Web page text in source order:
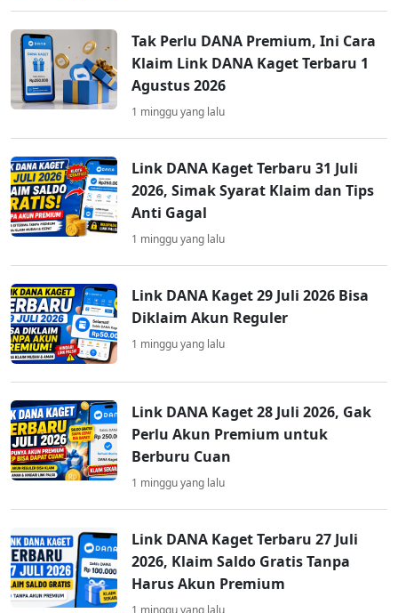
Tak Perlu DANA Premium, Ini Cara
Klaim Link DANA Kaget Terbaru 1
Agustus 2026
1 minggu yang lalu
Link DANA Kaget Terbaru 31 Juli
2026, Simak Syarat Klaim dan Tips
Anti Gagal
1 minggu yang lalu
Link DANA Kaget 29 Juli 2026 Bisa
Diklaim Akun Reguler
1 minggu yang lalu
Link DANA Kaget 28 Juli 2026, Gak
Perlu Akun Premium untuk
Berburu Cuan
1 minggu yang lalu
Link DANA Kaget Terbaru 27 Juli
2026, Klaim Saldo Gratis Tanpa
Harus Akun Premium